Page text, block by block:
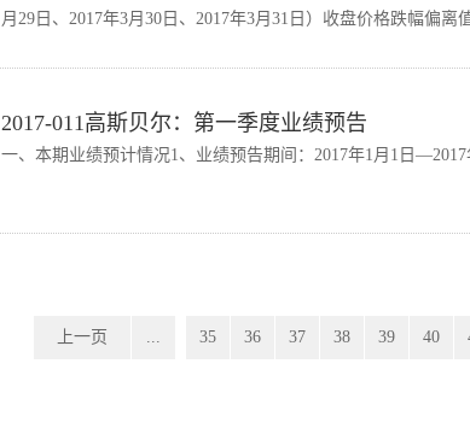
月29日、2017年3月30日、2017年3月31日）收盘价格跌幅偏离
2017-011高斯贝尔：第一季度业绩预告
一、本期业绩预计情况1、业绩预告期间：2017年1月1日
上一页 ... 35 36 37 38 39 40